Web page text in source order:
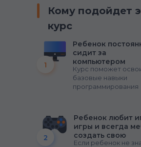
Кому подойдет
курс
Ребенок
сидит за
компьютером
Курс поможет
базовые навыки
программирования
Ребенок любит
игры и всегда
создать свою
Если ребенок не
1
2